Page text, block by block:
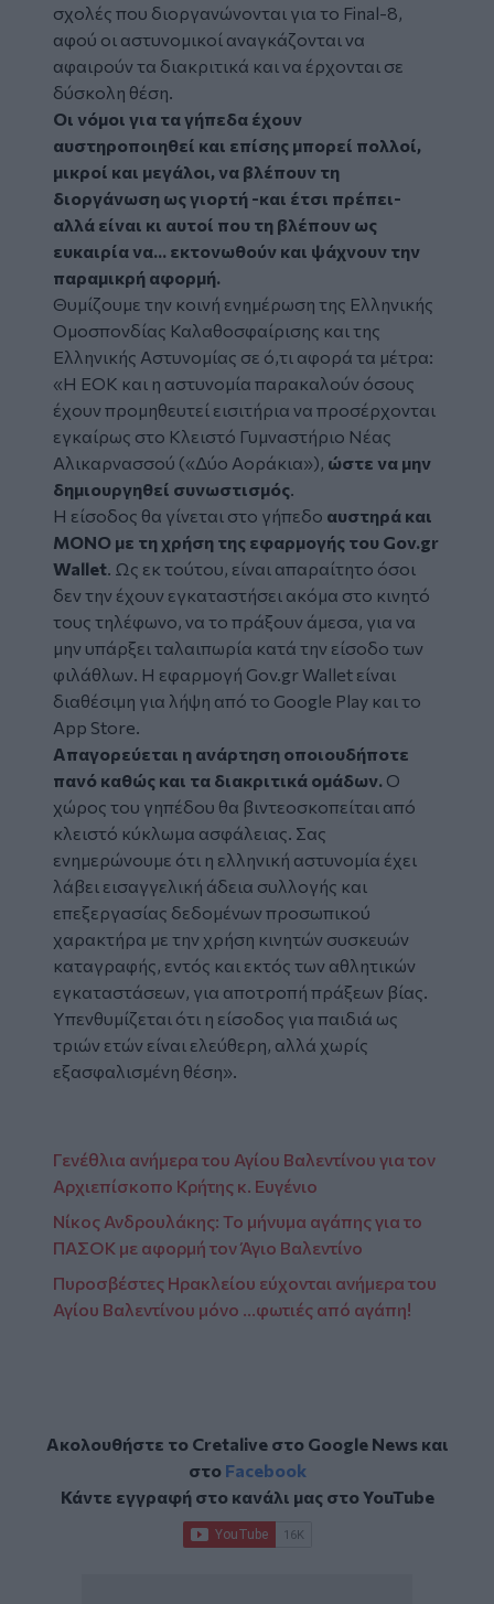
σχολές που διοργανώνονται για το Final-8,
αφού οι αστυνομικοί αναγκάζονται να
αφαιρούν τα διακριτικά και να έρχονται σε
δύσκολη θέση.
Οι νόμοι για τα γήπεδα έχουν
αυστηροποιηθεί και επίσης μπορεί πολλοί,
μικροί και μεγάλοι, να βλέπουν τη
διοργάνωση ως γιορτή -και έτσι πρέπει-
αλλά είναι κι αυτοί που τη βλέπουν ως
ευκαιρία να... εκτονωθούν και ψάχνουν την
παραμικρή αφορμή.
Θυμίζουμε την κοινή ενημέρωση της Ελληνικής
Ομοσπονδίας Καλαθοσφαίρισης και της
Ελληνικής Αστυνομίας σε ό,τι αφορά τα μέτρα:
«Η ΕΟΚ και η αστυνομία παρακαλούν όσους
έχουν προμηθευτεί εισιτήρια να προσέρχονται
εγκαίρως στο Κλειστό Γυμναστήριο Νέας
Αλικαρνασσού («Δύο Αοράκια»), ώστε να μην
δημιουργηθεί συνωστισμός.
Η είσοδος θα γίνεται στο γήπεδο αυστηρά και
ΜΟΝΟ με τη χρήση της εφαρμογής του Gov.gr
Wallet. Ως εκ τούτου, είναι απαραίτητο όσοι
δεν την έχουν εγκαταστήσει ακόμα στο κινητό
τους τηλέφωνο, να το πράξουν άμεσα, για να
μην υπάρξει ταλαιπωρία κατά την είσοδο των
φιλάθλων. Η εφαρμογή Gov.gr Wallet είναι
διαθέσιμη για λήψη από το Google Play και το
App Store.
Απαγορεύεται η ανάρτηση οποιουδήποτε
πανό καθώς και τα διακριτικά ομάδων. Ο
χώρος του γηπέδου θα βιντεοσκοπείται από
κλειστό κύκλωμα ασφάλειας. Σας
ενημερώνουμε ότι η ελληνική αστυνομία έχει
λάβει εισαγγελική άδεια συλλογής και
επεξεργασίας δεδομένων προσωπικού
χαρακτήρα με την χρήση κινητών συσκευών
καταγραφής, εντός και εκτός των αθλητικών
εγκαταστάσεων, για αποτροπή πράξεων βίας.
Υπενθυμίζεται ότι η είσοδος για παιδιά ως
τριών ετών είναι ελεύθερη, αλλά χωρίς
εξασφαλισμένη θέση».
Γενέθλια ανήμερα του Αγίου Βαλεντίνου για τον
Αρχιεπίσκοπο Κρήτης κ. Ευγένιο
Νίκος Ανδρουλάκης: Το μήνυμα αγάπης για το
ΠΑΣΟΚ με αφορμή τον Άγιο Βαλεντίνο
Πυροσβέστες Ηρακλείου εύχονται ανήμερα του
Αγίου Βαλεντίνου μόνο …φωτιές από αγάπη!
Ακολουθήστε το Cretalive στο Google Newsκαι
στο Facebook
Κάντε εγγραφή στο κανάλι μας στοYouTube